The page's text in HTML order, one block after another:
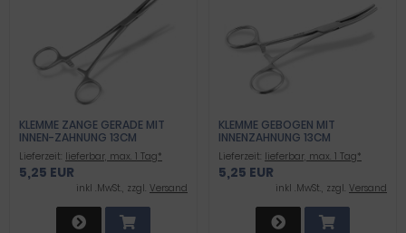
KLEMME ZANGE GERADE MIT
INNEN-ZAHNUNG 13CM
Lieferzeit: lieferbar, max. 1 Tag*
5,25 EUR
inkl .MwSt., zzgl. Versand
KLEMME GEBOGEN MIT
INNENZAHNUNG 13CM
Lieferzeit: lieferbar, max. 1 Tag*
5,25 EUR
inkl .MwSt., zzgl. Versand